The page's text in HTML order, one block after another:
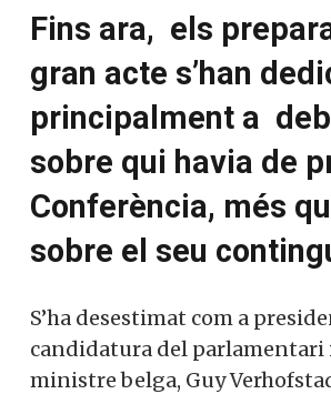
Fins ara, els
gran acte s’han
principalment a
sobre qui havia de
Conferència, més
sobre el seu
S’ha desestimat com a
candidatura del
ministre belga, Guy